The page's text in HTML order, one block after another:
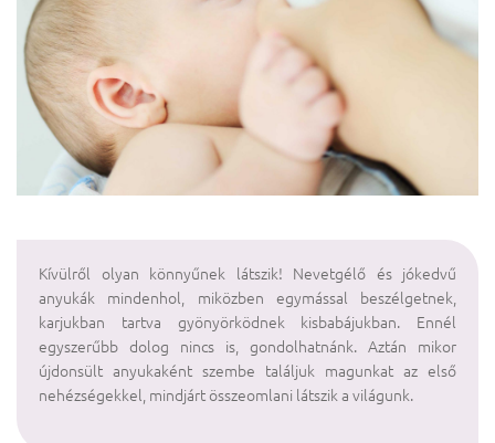
Kívülről olyan könnyűnek látszik! Nevetgélő és jókedvű
anyukák mindenhol, miközben egymással beszélgetnek,
karjukban tartva gyönyörködnek kisbabájukban. Ennél
egyszerűbb dolog nincs is, gondolhatnánk. Aztán mikor
újdonsült anyukaként szembe találjuk magunkat az első
nehézségekkel, mindjárt összeomlani látszik a világunk.